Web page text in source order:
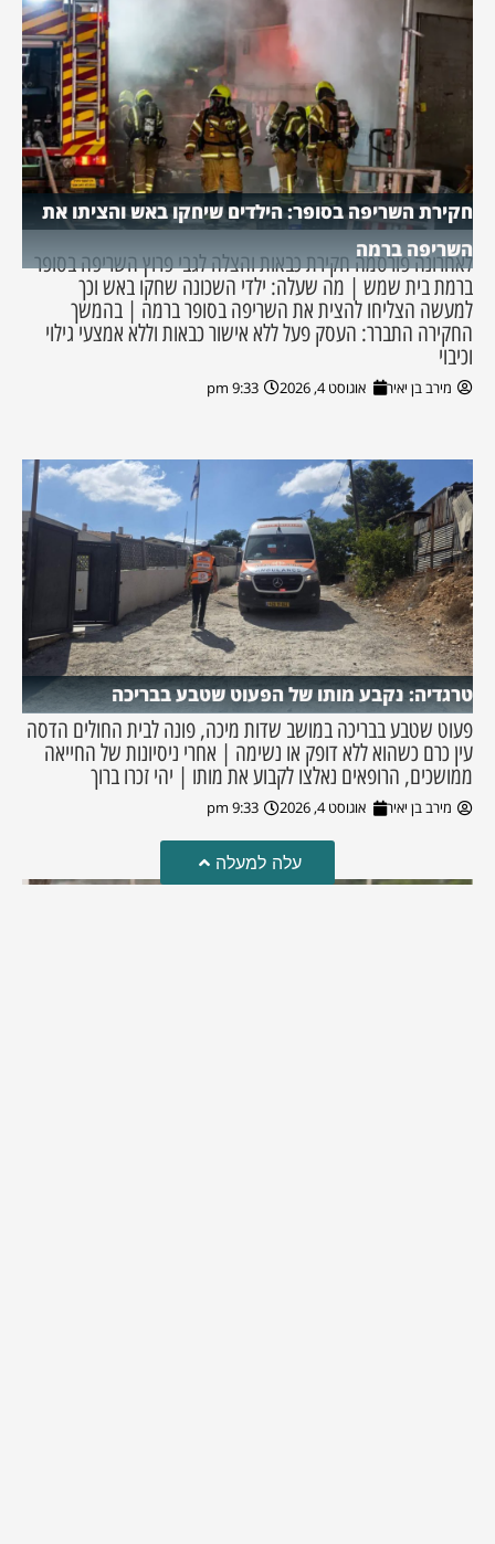
חקירת השריפה בסופר: הילדים שיחקו באש והציתו את
השריפה ברמה
לאחרונה פורסמה חקירת כבאות והצלה לגבי פרוץ השריפה בסופר
ברמת בית שמש | מה שעלה: ילדי השכונה שחקו באש וכך
למעשה הצליחו להצית את השריפה בסופר ברמה | בהמשך
החקירה התברר: העסק פעל ללא אישור כבאות וללא אמצעי גילוי
וכיבוי
מירב בן יאיר אוגוסט 4, 2026 9:33 pm
טרגדיה: נקבע מותו של הפעוט שטבע בבריכה
פעוט שטבע בבריכה במושב שדות מיכה, פונה לבית החולים הדסה
עין כרם כשהוא ללא דופק או נשימה | אחרי ניסיונות של החייאה
ממושכים, הרופאים נאלצו לקבוע את מותו | יהי זכרו ברוך
מירב בן יאיר אוגוסט 4, 2026 9:33 pm
עלה למעלה